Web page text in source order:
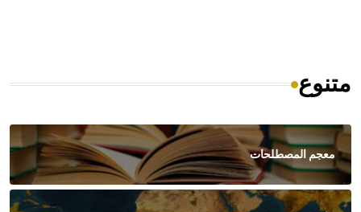
متنوع
معجم المصطلحات